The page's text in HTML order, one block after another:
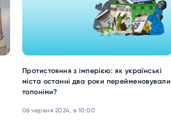
Протистояння з імперією: як українські
міста останні два роки перейменовували
топоніми?
06 червня 2024, в 10:00